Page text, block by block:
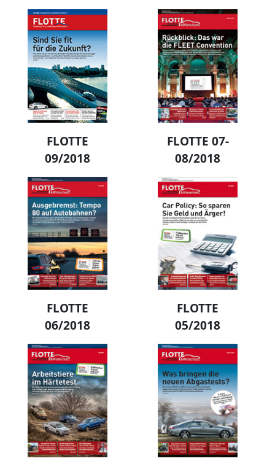
FLOTTE
09/2018
FLOTTE 07-
08/2018
FLOTTE
06/2018
FLOTTE
05/2018